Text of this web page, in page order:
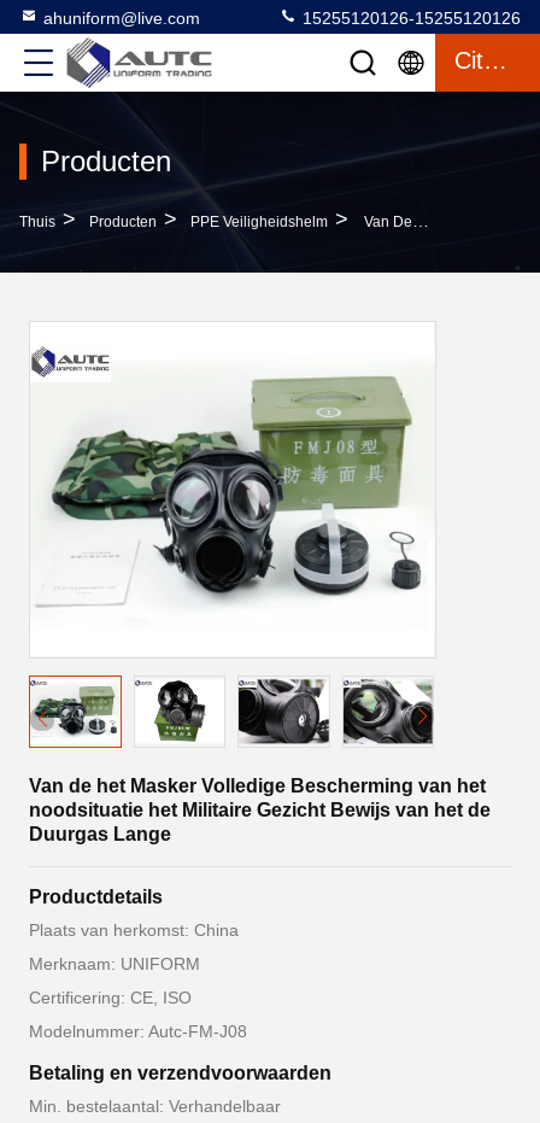
ahuniform@live.com 15255120126-15255120126
Citaat
Producten
Thuis > Producten > PPE Veiligheidshelm > Van De Het Masker Volledige Bescherming Van Het Noodsituatie Het Militaire Gezicht Bewijs Van Het De Duurgas Lange
Van de het Masker Volledige Bescherming van het
noodsituatie het Militaire Gezicht Bewijs van het de
Duurgas Lange
Productdetails
Plaats van herkomst: China
Merknaam: UNIFORM
Certificering: CE, ISO
Modelnummer: Autc-FM-J08
Betaling en verzendvoorwaarden
Min. bestelaantal: Verhandelbaar